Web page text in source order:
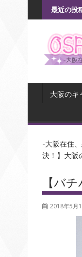
to
最近の投
紀？色恋管理？】キャ
大阪のキ
-大阪在住
決！】大阪
【バ
2018年5月